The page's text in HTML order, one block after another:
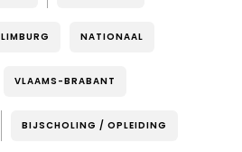
LIMBURG NATIONAAL
VLAAMS-BRABANT
BIJSCHOLING / OPLEIDING